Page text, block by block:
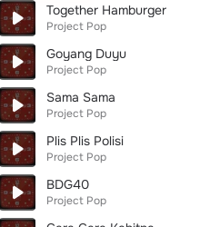
Together Hamburger
Project Pop
Goyang Duyu
Project Pop
Sama Sama
Project Pop
Plis Plis Polisi
Project Pop
BDG40
Project Pop